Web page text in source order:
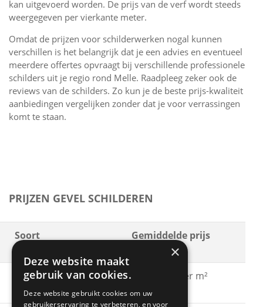
kan uitgevoerd worden. De prijs van de verf wordt steeds
weergegeven per vierkante meter.
Omdat de prijzen voor schilderwerken nogal kunnen
verschillen is het belangrijk dat je een advies en eventueel
meerdere offertes opvraagt bij verschillende professionele
schilders uit je regio rond Melle. Raadpleeg zeker ook de
reviews van de schilders. Zo kun je de beste prijs-kwaliteit
aanbiedingen vergelijken zonder dat je voor verrassingen
komt te staan.
PRIJZEN GEVEL SCHILDEREN
Soort
Gemiddelde prijs
Gevel schilderen met
acrylaatverf
€ 15 - € 30 per m²
×
Deze website maakt
gebruik van cookies.
Deze website gebruikt cookies om uw
gebruikerservaring te verbeteren, en voor